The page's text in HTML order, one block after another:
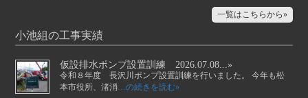
一覧はこちらから»
小池組の工事実績
仮設排水ポンプ設置訓練 2026.07.08...»
令和８年度 長沢川ポンプ設置訓練を行いました。 今年も松
本市役所、渚消…の続きを読む»